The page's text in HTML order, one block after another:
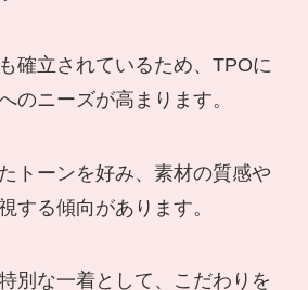
確立されているため、TPOに
のニーズが高まります。
トーンを好み、素材の質感や
する傾向があります。
別な一着として、こだわりを